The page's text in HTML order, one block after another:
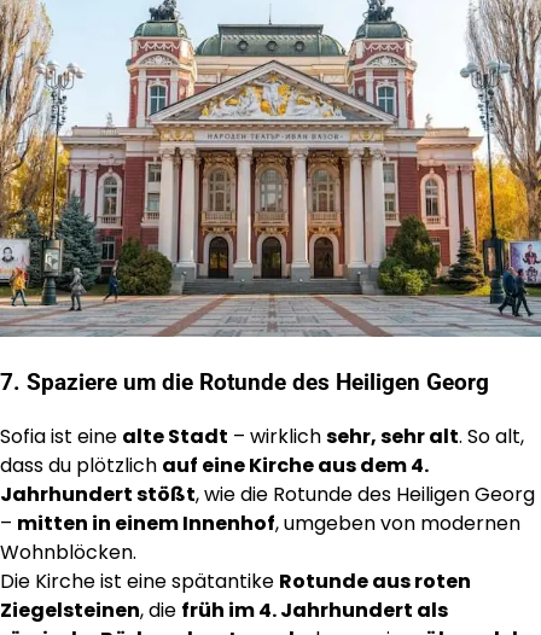
7. Spaziere um die Rotunde des Heiligen Georg
Sofia ist eine alte Stadt – wirklichsehr, sehr alt. So alt,
dass du plötzlich auf eine Kirche aus dem 4.
Jahrhundert stößt, wie die Rotunde des Heiligen Georg
– mitten in einem Innenhof, umgeben von modernen
Wohnblöcken.
Die Kirche ist eine spätantike Rotunde aus roten
Ziegelsteinen, die früh im 4. Jahrhundert als